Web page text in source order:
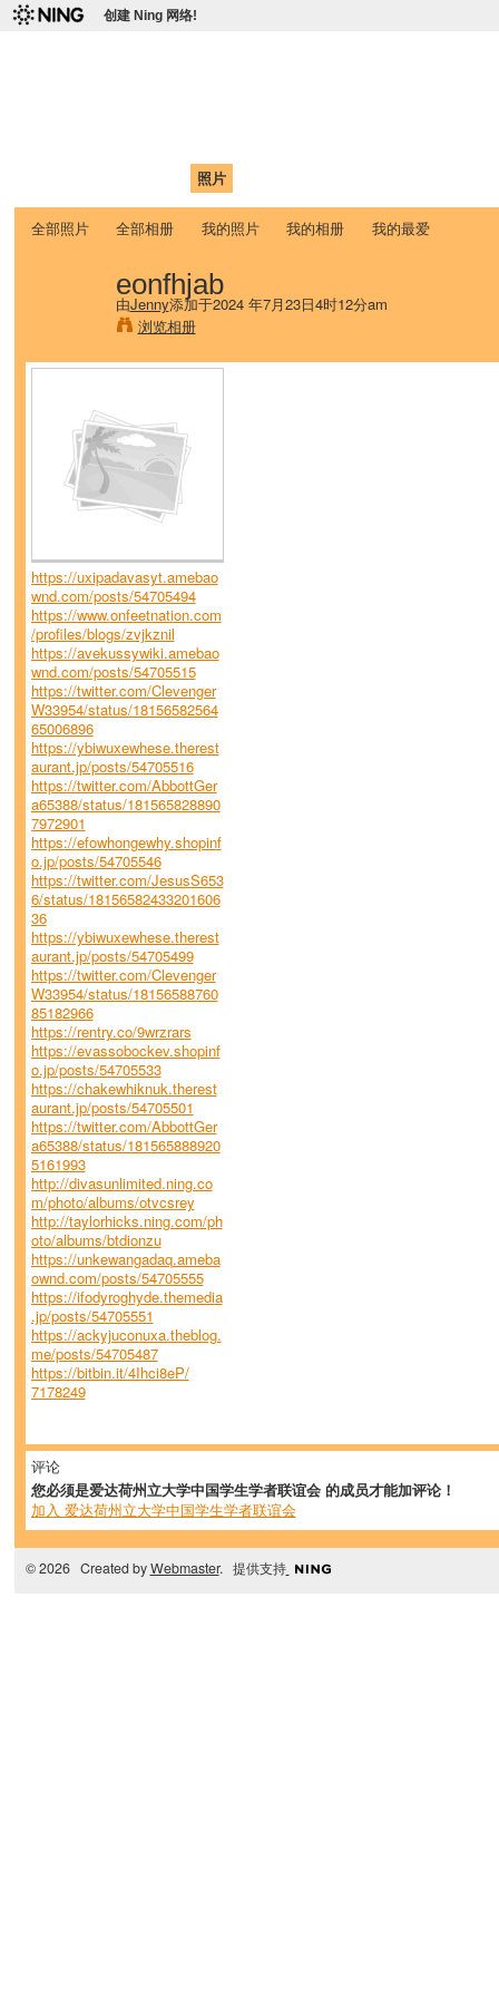
创建 Ning 网络!
照片
全部照片 全部相册 我的照片 我的相册 我的最爱
eonfhjab
由Jenny添加于2024 年7月23日4时12分am
浏览相册
https://uxipadavasyt.amebao
wnd.com/posts/54705494
https://www.onfeetnation.com
/profiles/blogs/zvjkznil
https://avekussywiki.amebao
wnd.com/posts/54705515
https://twitter.com/Clevenger
W33954/status/18156582564
65006896
https://ybiwuxewhese.therest
aurant.jp/posts/54705516
https://twitter.com/AbbottGer
a65388/status/181565828890
7972901
https://efowhongewhy.shopinf
o.jp/posts/54705546
https://twitter.com/JesusS653
6/status/18156582433201606
36
https://ybiwuxewhese.therest
aurant.jp/posts/54705499
https://twitter.com/Clevenger
W33954/status/18156588760
85182966
https://rentry.co/9wrzrars
https://evassobockev.shopinf
o.jp/posts/54705533
https://chakewhiknuk.therest
aurant.jp/posts/54705501
https://twitter.com/AbbottGer
a65388/status/181565888920
5161993
http://divasunlimited.ning.co
m/photo/albums/otvcsrey
http://taylorhicks.ning.com/ph
oto/albums/btdionzu
https://unkewangadaq.ameba
ownd.com/posts/54705555
https://ifodyroghyde.themedia
.jp/posts/54705551
https://ackyjuconuxa.theblog.
me/posts/54705487
https://bitbin.it/4Ihci8eP/
7178249
评论
您必须是爱达荷州立大学中国学生学者联谊会 的成员才能加评论！
加入 爱达荷州立大学中国学生学者联谊会
© 2026 Created byWebmaster. 提供支持